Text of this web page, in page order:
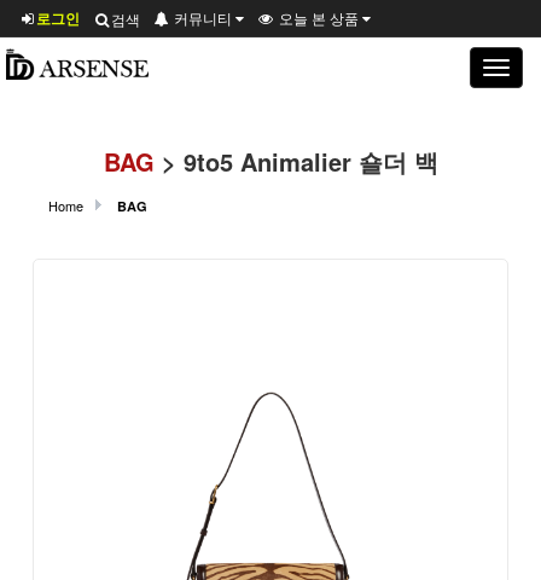
로그인 검색 커뮤니티 오늘 본 상품
Toggle
BAG > 9to5 Animalier 숄더 백
Home BAG